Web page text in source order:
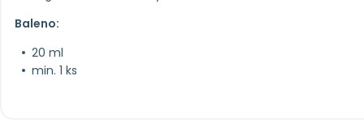
Baleno:
20 ml
min. 1 ks